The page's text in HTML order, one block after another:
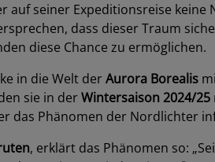
auf seiner Expeditionsreise
dass dieser Traum
diese Chance zu ermöglichen.
in die Welt derAurora Borealis
sie in derWintersaison 2024/25
das Phänomen der Nordlichter
, erklärt das Phänomen so: